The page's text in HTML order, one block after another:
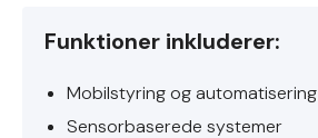
Funktioner inkluderer:
Mobilstyring og automatisering
Sensorbaserede systemer